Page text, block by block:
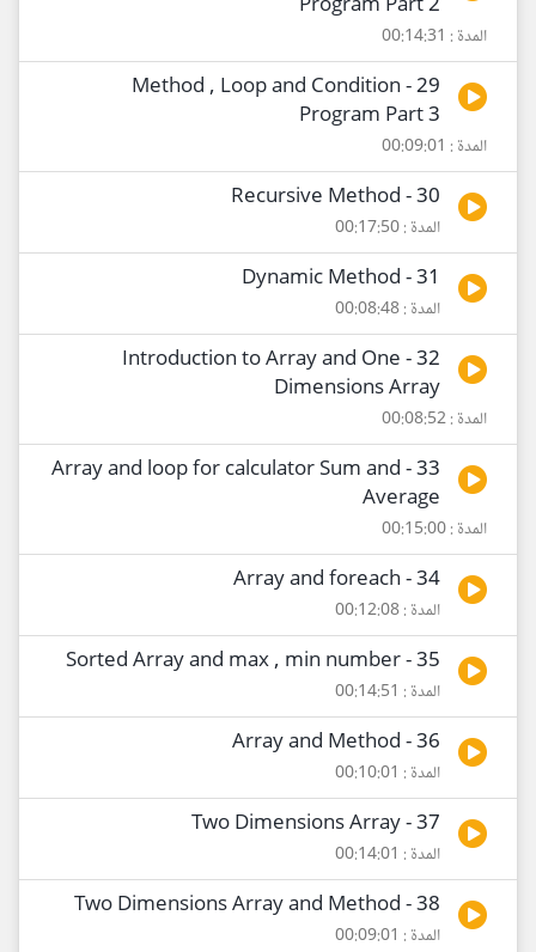
المدة : 00:14:31
29 - Method , Loop and Condition
Program Part 3
المدة : 00:09:01
30 - Recursive Method
المدة : 00:17:50
31 - Dynamic Method
المدة : 00:08:48
32 - Introduction to Array and One
Dimensions Array
المدة : 00:08:52
33 - Array and loop for calculator Sum and
Average
المدة : 00:15:00
34 - Array and foreach
المدة : 00:12:08
35 - Sorted Array and max , min number
المدة : 00:14:51
36 - Array and Method
المدة : 00:10:01
37 - Two Dimensions Array
المدة : 00:14:01
38 - Two Dimensions Array and Method
المدة : 00:09:01